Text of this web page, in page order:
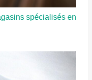
spécialisés en